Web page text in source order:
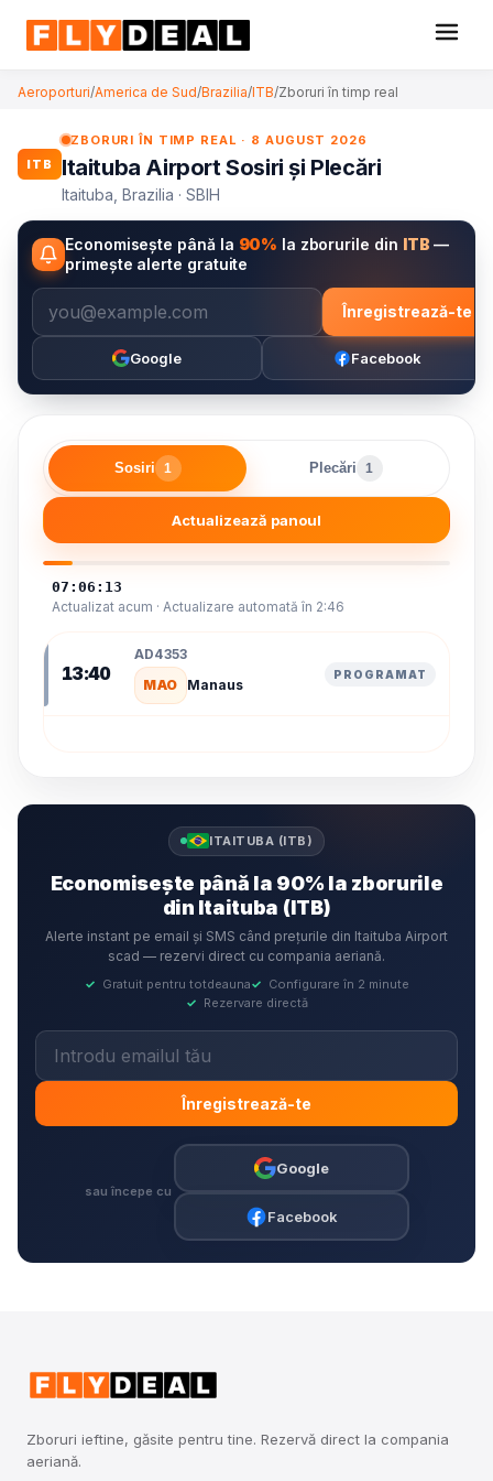
Aeroporturi/America de Sud/Brazilia/ITB/Zboruri în timp real
ITB
ZBORURI ÎN TIMP REAL · 8 AUGUST 2026
Itaituba Airport Sosiri și Plecări
Itaituba, Brazilia · SBIH
Economisește până la 90% la zborurile din ITB —
primește alerte gratuite
Înregistrează-te
Google Facebook
Sosiri 1 Plecări 1
Actualizează panoul
07:06:13
Actualizat acum · Actualizare automată în 2:46
13:40
AD4353
MAO
Manaus
PROGRAMAT
ITAITUBA (ITB)
Economisește până la 90% la zborurile
din Itaituba (ITB)
Alerte instant pe email și SMS când prețurile din Itaituba Airport
scad — rezervi direct cu compania aeriană.
✓ Gratuit pentru totdeauna✓ Configurare în 2 minute
✓ Rezervare directă
Înregistrează-te
sau începe cu
Google
Facebook
Zboruri ieftine, găsite pentru tine. Rezervă direct la compania
aeriană.